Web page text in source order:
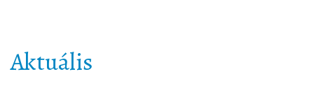
Aktuális